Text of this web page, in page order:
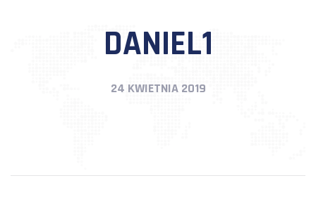
DANIEL1
24 KWIETNIA 2019